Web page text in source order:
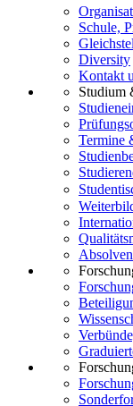
Schule,
Diversity
Kontakt
Studium
Termine